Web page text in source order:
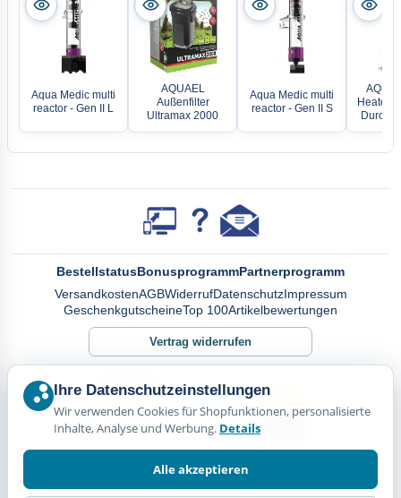
Aqua Medic multi
reactor - Gen II L
AQUAEL
Außenfilter
Ultramax 2000
Aqua Medic multi
reactor - Gen II S
Heater
BestellstatusBonusprogrammPartnerprogramm
VersandkostenAGBWiderrufDatenschutzImpressum
GeschenkgutscheineTop 100Artikelbewertungen
Vertrag widerrufen
Ihre Datenschutzeinstellungen
Wir verwenden Cookies für Shopfunktionen, personalisierte
Inhalte, Analyse und Werbung. Details
Alle akzeptieren